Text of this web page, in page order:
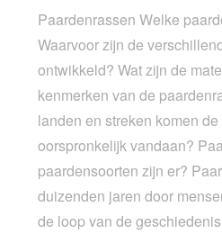
Paardenrassen Welke
Waarvoor zijn de
ontwikkeld? Wat zijn de
kenmerken van de
landen en streken komen
oorspronkelijk vandaan?
paardensoorten zijn er?
duizenden jaren door
de loop van de